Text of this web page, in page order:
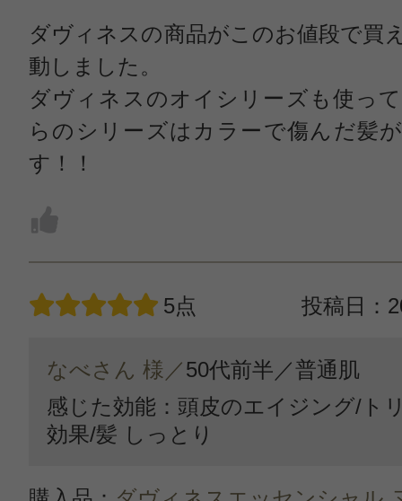
ダヴィネスの商品がこのお値段で買
動しました。
ダヴィネスのオイシリーズも使っ
らのシリーズはカラーで傷んだ髪
す！！
5点 投稿日：
なべさん 様／50代前半／普通肌
感じた効能：頭皮のエイジング/ト
効果/髪 しっとり